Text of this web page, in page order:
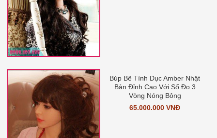
Búp Bê Tình Dục Amber Nhật
Bản Đỉnh Cao Với Số Đo 3
Vòng Nóng Bỏng
65.000.000 VNĐ